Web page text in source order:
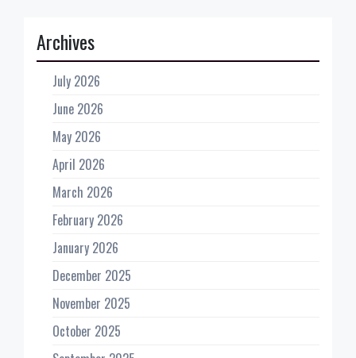
Archives
July 2026
June 2026
May 2026
April 2026
March 2026
February 2026
January 2026
December 2025
November 2025
October 2025